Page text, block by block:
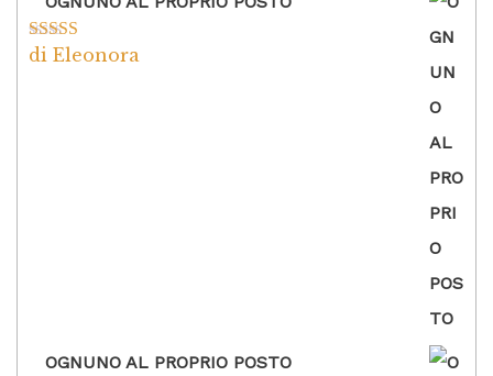
Valutato5su
di Eleonora
OGNUNO AL PROPRIO POSTO